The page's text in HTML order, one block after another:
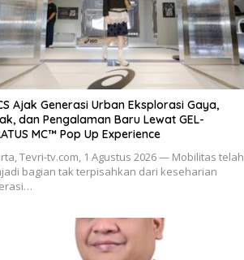
Ajak Generasi Urban Eksplorasi Gaya,
dan Pengalaman Baru Lewat GEL-
MC™ Pop Up Experience
Tevri-tv.com, 1 Agustus 2026 — Mobilitas telah
bagian tak terpisahkan dari keseharian